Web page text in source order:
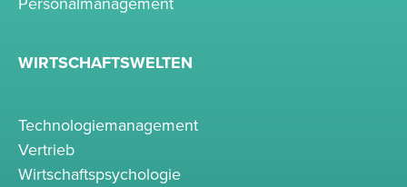
WIRTSCHAFTSWELTEN
Technologiemanagement
Vertrieb
Wirtschaftspsychologie